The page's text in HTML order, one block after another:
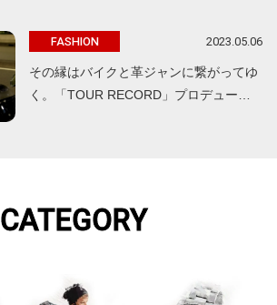
FASHION 2023.05.06
その縁はバイクと革ジャンに繋がってゆ
く。「TOUR RECORD」プロデュー…
CATEGORY